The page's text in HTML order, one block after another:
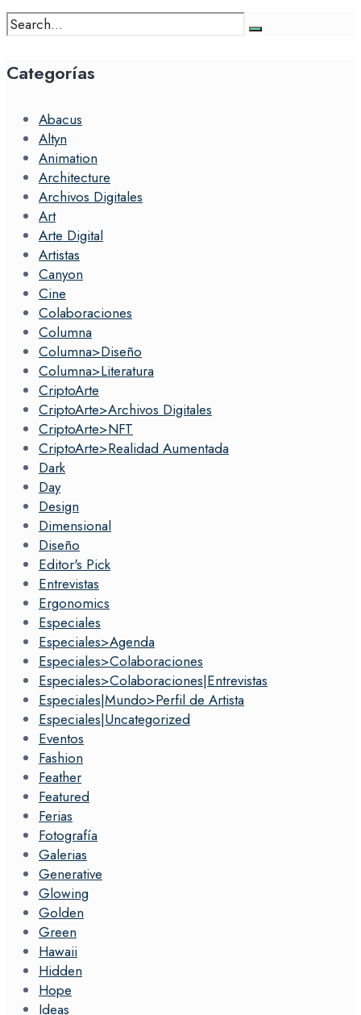
Search
for:
Categorías
Abacus
Altyn
Animation
Architecture
Archivos Digitales
Art
Arte Digital
Artistas
Canyon
Cine
Colaboraciones
Columna
Columna>Diseño
Columna>Literatura
CriptoArte
CriptoArte>Archivos Digitales
CriptoArte>NFT
CriptoArte>Realidad Aumentada
Dark
Day
Design
Dimensional
Diseño
Editor's Pick
Entrevistas
Ergonomics
Especiales
Especiales>Agenda
Especiales>Colaboraciones
Especiales>Colaboraciones|Entrevistas
Especiales|Mundo>Perfil de Artista
Especiales|Uncategorized
Eventos
Fashion
Feather
Featured
Ferias
Fotografía
Galerias
Generative
Glowing
Golden
Green
Hawaii
Hidden
Hope
Ideas